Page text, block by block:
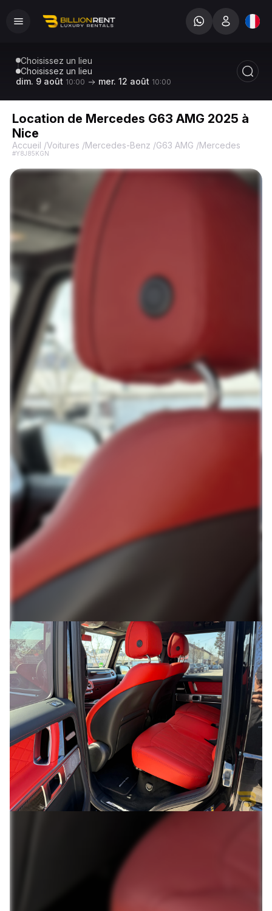
Choisissez un lieu
Choisissez un lieu
dim. 9 août 10:00 mer. 12 août 10:00
Location de Mercedes G63 AMG 2025 à
Nice
Accueil /Voitures /Mercedes-Benz /G63 AMG /Mercedes Benz
#Y8J85KGN